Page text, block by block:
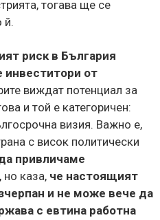
тогава ще се
й.
риск в България
инвеститори от
виждат потенциал за
и той е категоричен:
визия. Важно е,
с висок политически
привличаме
но каза, че настоящият
и не може вече да
с евтина работна